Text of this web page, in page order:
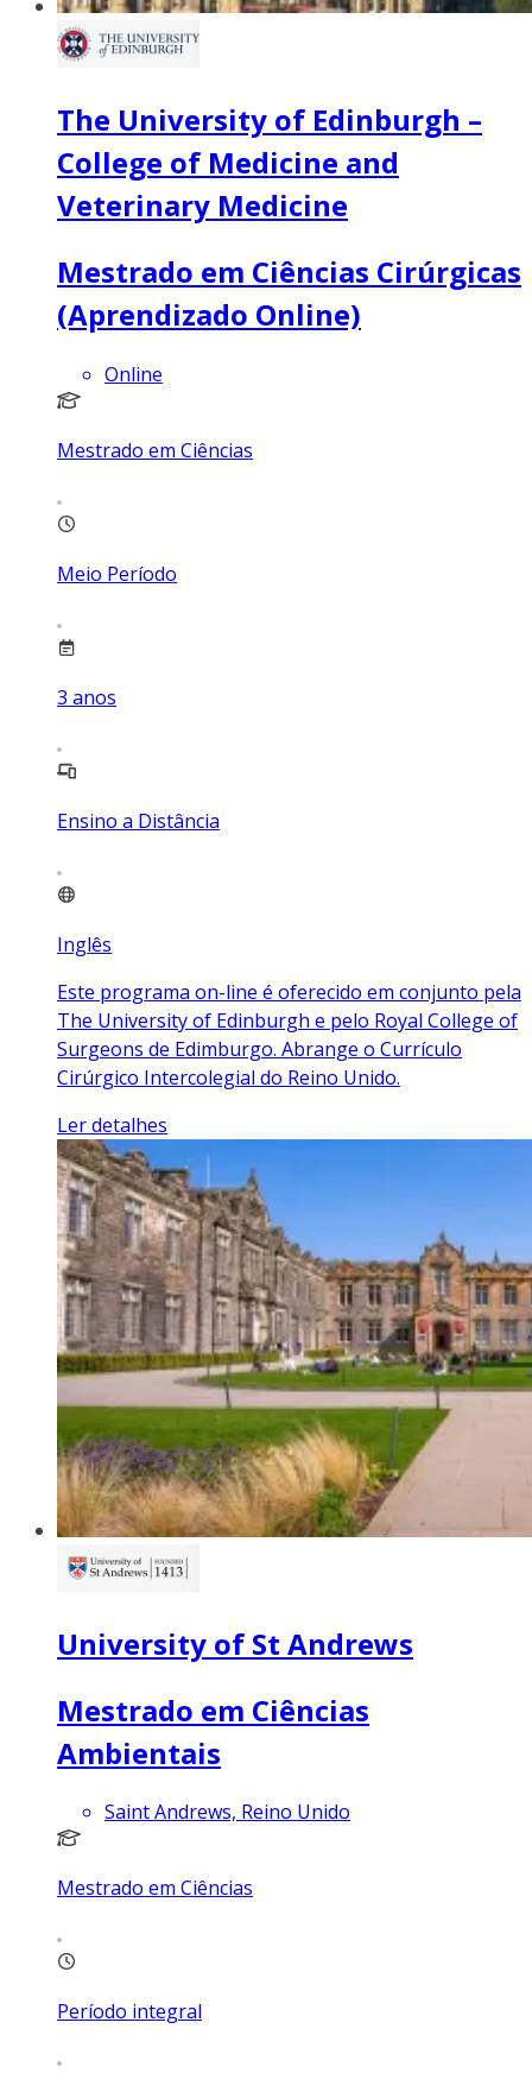
The University of Edinburgh –
College of Medicine and
Veterinary Medicine
Mestrado em Ciências Cirúrgicas
(Aprendizado Online)
Online
Mestrado em Ciências
Meio Período
3 anos
Ensino a Distância
Inglês
Este programa on-line é oferecido em conjunto pela
The University of Edinburgh e pelo Royal College of
Surgeons de Edimburgo. Abrange o Currículo
Cirúrgico Intercolegial do Reino Unido.
Ler detalhes
University of St Andrews
Mestrado em Ciências
Ambientais
Saint Andrews, Reino Unido
Mestrado em Ciências
Período integral